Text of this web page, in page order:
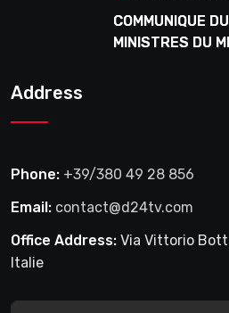
COMMUNIQUE
MINISTRES DU
Address
Phone: +39/380 49 28 856
Email: contact@d24tv.com
Office Address: Via Vittorio
Italie